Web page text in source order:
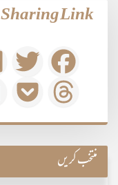
Sharing Link
منتخب کریں